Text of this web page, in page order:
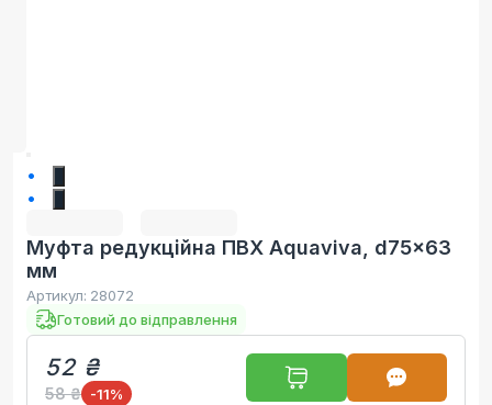
Муфта редукційна ПВХ Aquaviva, d75x63
мм
Артикул: 28072
Готовий до відправлення
52 ₴
58 ₴ -11%